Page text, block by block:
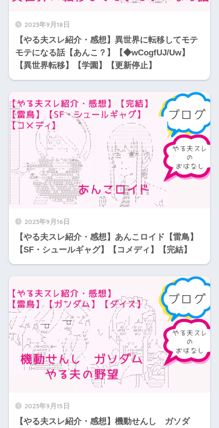
2023年9月18日
【やる夫スレ紹介・感想】異世界に転移してモテ
モテになる話【あんこ？】【◆wCogfUJ/Uw】
【異世界転移】【学園】【更新停止】
2023年9月16日
【やる夫スレ紹介・感想】あんこロイド【雷鳥】
【SF・シュールギャグ】【コメディ】【完結】
2023年9月15日
【やる夫スレ紹介・感想】機動せんし ガソダ